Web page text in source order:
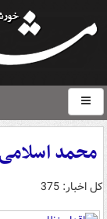
محمد اسلامی
کل اخبار: 375